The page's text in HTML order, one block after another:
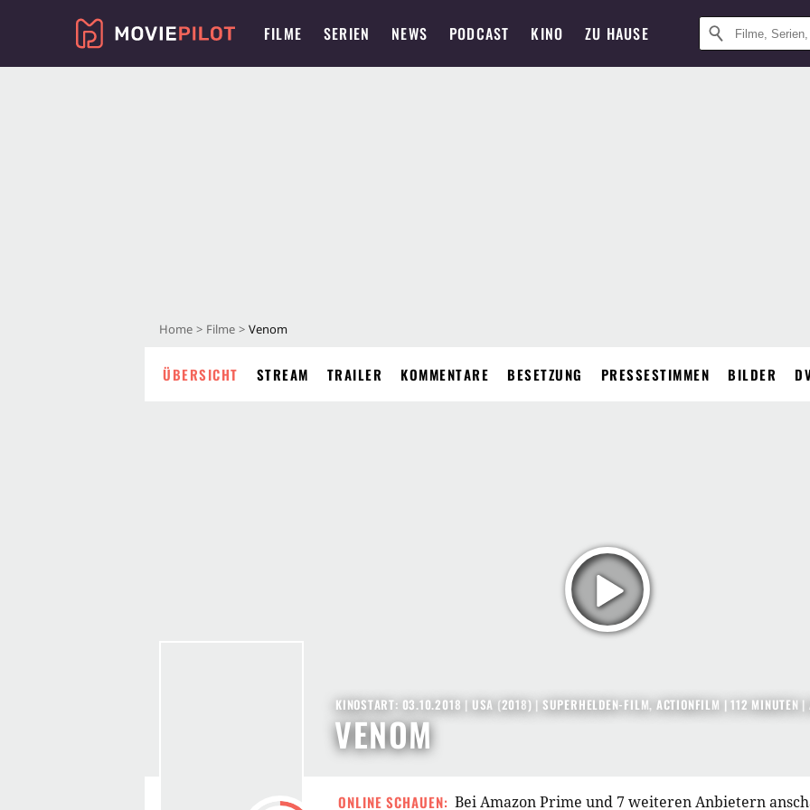
FILME SERIEN NEWS PODCAST KINO ZU HAUSE
Home Filme Venom
ÜBERSICHT STREAM TRAILER KOMMENTARE BESETZUNG PRESSESTIMMEN BILDER
VENOM
KINOSTART: 03.10.2018 | USA (2018) | SUPERHELDEN-FILM, ACTIONFILM | 112 MINUTEN |
ONLINE SCHAUEN: Bei Amazon Prime und 7 weiteren Anbietern